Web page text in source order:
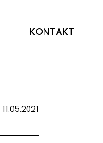
KONTAKT
11.05.2021